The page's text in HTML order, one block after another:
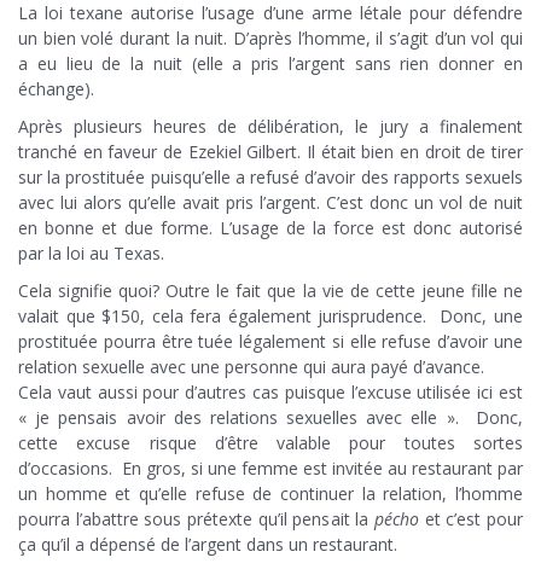
La loi texane autorise l’usage d’une arme létale pour défendre
un bien volé durant la nuit. D’après l’homme, il s’agit d’un vol qui
a eu lieu de la nuit (elle a pris l’argent sans rien donner en
échange).
Après plusieurs heures de délibération, le jury a finalement
tranché en faveur de Ezekiel Gilbert. Il était bien en droit de tirer
sur la prostituée puisqu’elle a refusé d’avoir des rapports sexuels
avec lui alors qu’elle avait pris l’argent. C’est donc un vol de nuit
en bonne et due forme. L’usage de la force est donc autorisé
par la loi au Texas.
Cela signifie quoi? Outre le fait que la vie de cette jeune fille ne
valait que $150, cela fera également jurisprudence. Donc, une
prostituée pourra être tuée légalement si elle refuse d’avoir une
relation sexuelle avec une personne qui aura payé d’avance.
Cela vaut aussi pour d’autres cas puisque l’excuse utilisée ici est
« je pensais avoir des relations sexuelles avec elle ». Donc,
cette excuse risque d’être valable pour toutes sortes
d’occasions. En gros, si une femme est invitée au restaurant par
un homme et qu’elle refuse de continuer la relation, l’homme
pourra l’abattre sous prétexte qu’il pensait la péchoet c’est pour
ça qu’il a dépensé de l’argent dans un restaurant.